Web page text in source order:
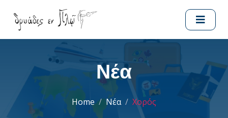
Νέα
Home Νέα Χορός